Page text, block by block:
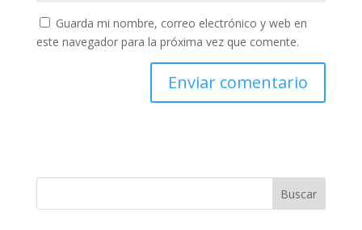
Guarda mi nombre, correo electrónico y web en
este navegador para la próxima vez que comente.